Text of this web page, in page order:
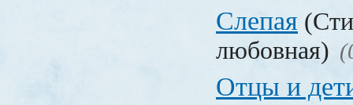
Слепая
любовная)
Отцы и